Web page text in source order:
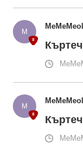
MeMeMeol
MeMeMeol